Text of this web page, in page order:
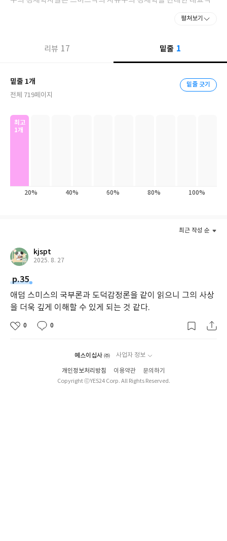
를 무덤으로 돌려보낼 것인가.
시장의 자율성을 옹호하지 않았다. 아니, 정확히 말하면 옹호하긴
했다. 단, 시장이 형성되기까지의 전제가 충실히 형성되었다는 조건
를 설명한다. 결국, 자본주의도 인간이 만든 체제다. 그간 스미스의
『국부론』을 통해 자본주의의 물적 측면을 봤다면 『도덕감정
펼쳐보기
리뷰 17 밑줄 1
밑줄 1개
전체 719페이지
밑줄 긋기
최고
1개
20% 40% 60% 80% 100%
최근 작성 순
kjspt
2025. 8. 27
p.35
애덤 스미스의 국부론과 도덕감정론을 같이 읽으니 그의 사상
을 더욱 깊게 이해할 수 있게 되는 것 같다.
0 0
예스이십사 ㈜ 사업자 정보
개인정보처리방침 이용약관
문의하기
Copyright ⓒYES24 Corp. All Rights Reserved.